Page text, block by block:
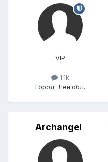
VIP
1.1k
Город: Лен.обл.
Archangel